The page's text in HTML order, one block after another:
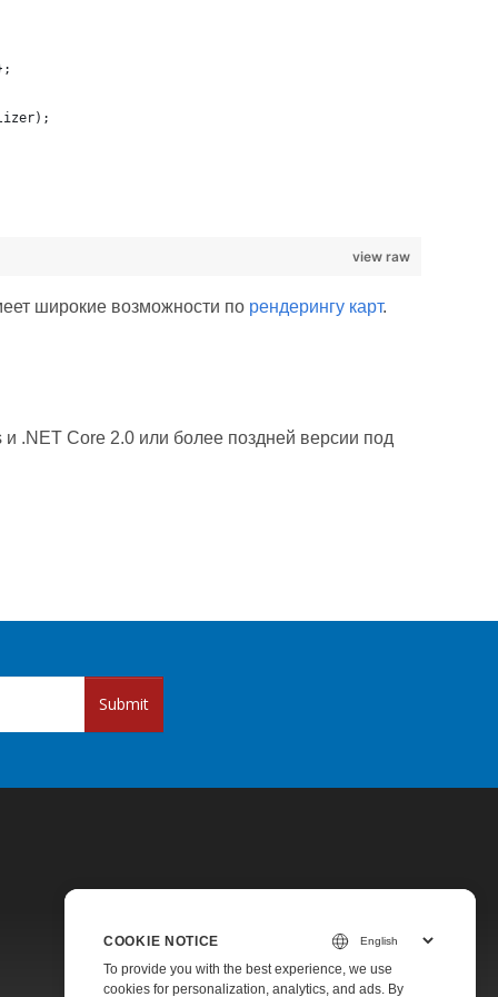
view raw
широкие возможности по рендерингу карт.
.NET Core 2.0 или более поздней версии под
Submit
Pricing
COOKIE NOTICE
To provide you with the best experience, we use
cookies for personalization, analytics, and ads. By